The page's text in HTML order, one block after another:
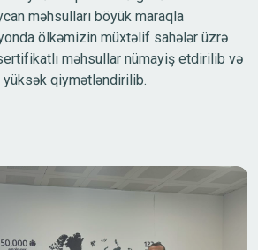
məhsulları böyük maraqla
ölkəmizin müxtəlif sahələr üzrə
məhsullar nümayiş etdirilib və
yüksək qiymətləndirilib.